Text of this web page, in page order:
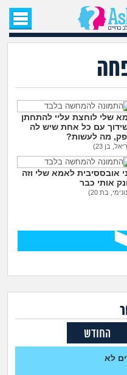
עמוד הבית
שאלות חדשות
שאלות שעוררו עניין
עצות חדשות
מה קורה כאן?
מדורים
זוגיות
הורות ומשפחה
מתבגרים
חיפוש שאלות
הרשמה
שלי לוחצת עליי להתחתן
עם כל אחת שיש לה
מה לעשות?
בן 23)
אובססיבית לאמא שלי וזה
אותי כבר
בת 20)
החודש
לא